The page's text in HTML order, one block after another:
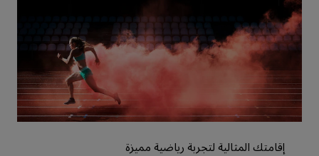
إقامتك المثالية لتجربة رياضية مميزة